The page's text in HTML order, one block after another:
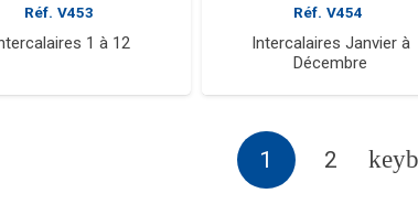
Réf. V453
1 à 12
Réf. V454
Intercalaires Janvier à
Décembre
1 2